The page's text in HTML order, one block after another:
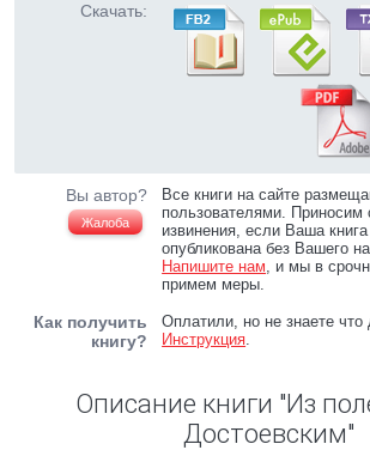
Скачать:
Вы автор?
Жалоба
Все книги на сайте
пользователями. Приносим
извинения, если Ваша
опубликована без Вашего
Напишите нам, и мы в
примем меры.
Как получить
книгу?
Оплатили, но не знаете
Инструкция.
Описание книги "Из
Достоевским"